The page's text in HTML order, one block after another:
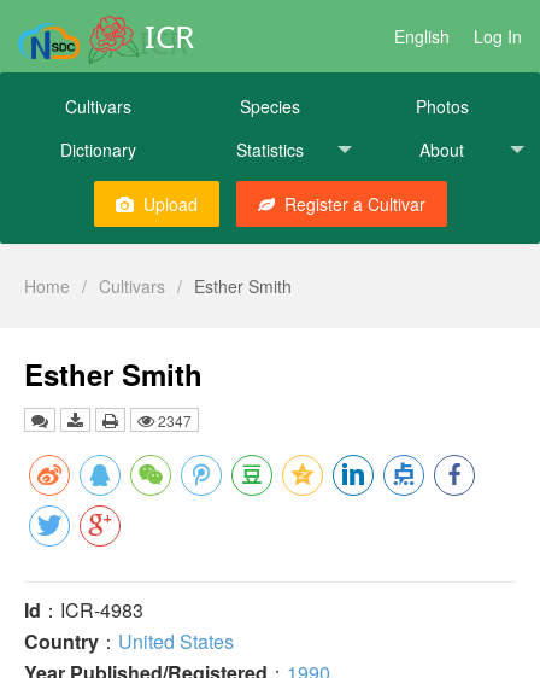
ICR English Log In
Cultivars Species
Photos
Dictionary
Statistics About
Upload Register a Cultivar
Home / Cultivars / Esther Smith
Esther Smith
2347
Id ：ICR-4983
Country ： United States